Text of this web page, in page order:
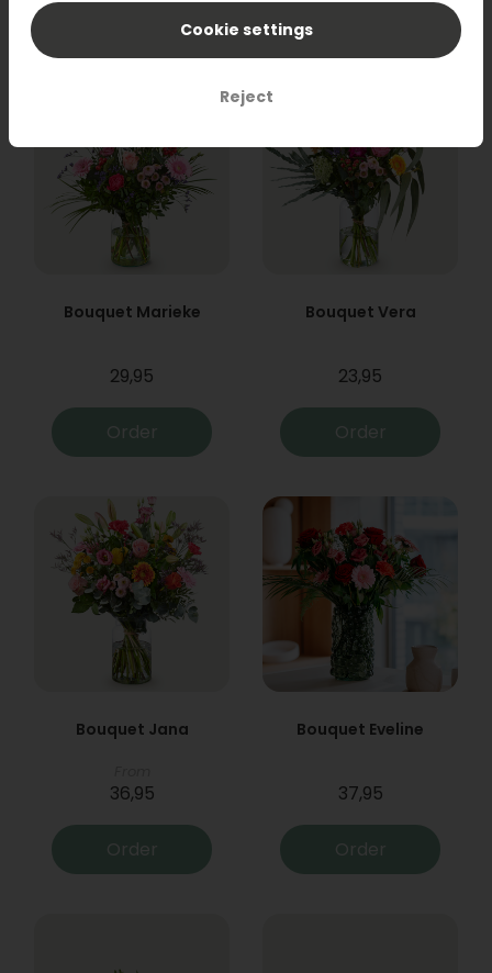
Bouquet Marieke
29,95
Order
Bouquet Vera
23,95
Order
Bouquet Jana
36,95
Order
Bouquet Eveline
37,95
Order
Cookie settings
Reject